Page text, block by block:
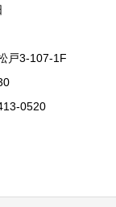
戸3-107-1F
0520